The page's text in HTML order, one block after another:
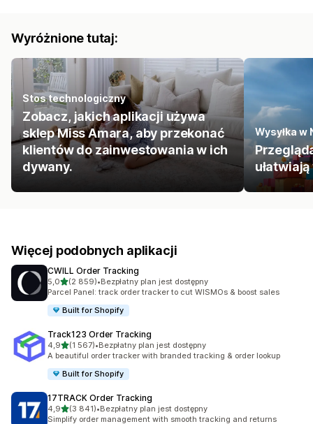
Wyróżnione tutaj:
Stos technologiczny
Zobacz, jakich aplikacji używa
sklep Miss Amara, aby przekonać
klientów do zainwestowania w ich
dywany.
Wysyłka w
Więcej podobnych aplikacji
CWILL Order Tracking
5,0na 5 gwiazdek
(2 859)
Łączna liczba recenzji: 2859
•Bezpłatny plan jest dostępny
Parcel Panel: track order tracker to cut WISMOs & boost sales
Built for Shopify
Track123 Order Tracking
4,9na 5 gwiazdek
(1 567)
Łączna liczba recenzji: 1567
•Bezpłatny plan jest dostępny
A beautiful order tracker with branded tracking & order lookup
Built for Shopify
17TRACK Order Tracking
4,9na 5 gwiazdek
(3 841)
Łączna liczba recenzji: 3841
•Bezpłatny plan jest dostępny
Simplify order management with smooth tracking and returns